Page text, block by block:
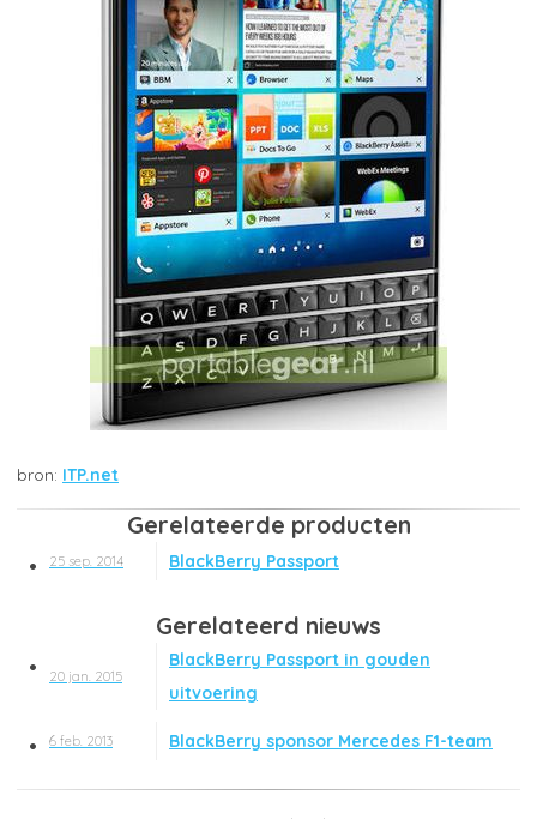
ITP.net
Gerelateerde producten
25 sep. 2014 BlackBerry Passport
Gerelateerd nieuws
20 jan. 2015
BlackBerry Passport in gouden
uitvoering
6 feb. 2013 BlackBerry sponsor Mercedes F1-team